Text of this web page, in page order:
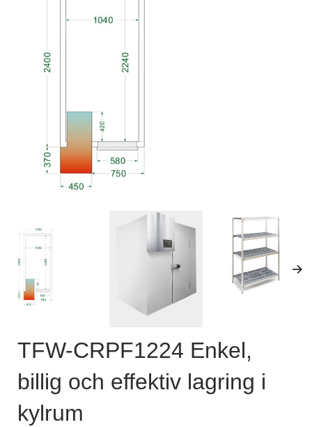
TFW-CRPF1224 Enkel,
billig och effektiv lagring i
kylrum